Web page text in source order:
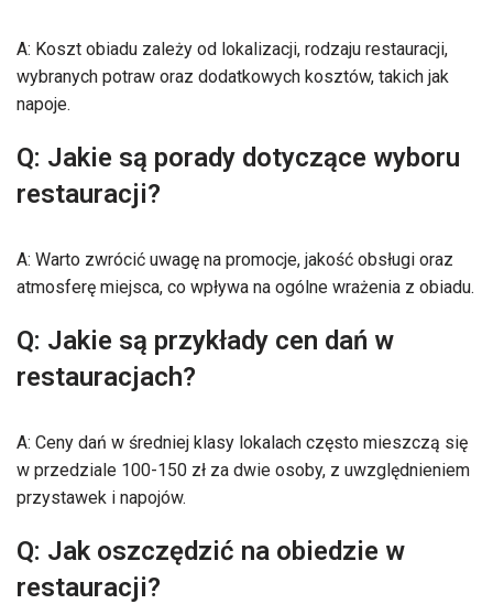
A: Koszt obiadu zależy od lokalizacji, rodzaju restauracji,
wybranych potraw oraz dodatkowych kosztów, takich jak
napoje.
Q: Jakie są porady dotyczące wyboru
restauracji?
A: Warto zwrócić uwagę na promocje, jakość obsługi oraz
atmosferę miejsca, co wpływa na ogólne wrażenia z obiadu.
Q: Jakie są przykłady cen dań w
restauracjach?
A: Ceny dań w średniej klasy lokalach często mieszczą się
w przedziale 100-150 zł za dwie osoby, z uwzględnieniem
przystawek i napojów.
Q: Jak oszczędzić na obiedzie w
restauracji?